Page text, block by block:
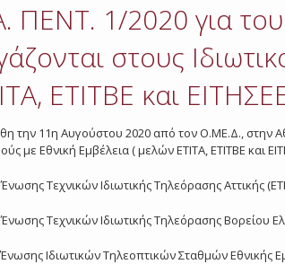
ΠΕΝΤ. 1/2020 για
στους
ΕΤΙΤΒΕ και
την 11η Αυγούστου 2020 από τον Ο.ΜΕ.Δ., στην
με Εθνική Εμβέλεια ( μελών ΕΤΙΤΑ, ΕΤΙΤΒΕ και
Τεχνικών Ιδιωτικής Τηλεόρασης Αττικής
Τεχνικών Ιδιωτικής Τηλεόρασης Βορείου
Ιδιωτικών Τηλεοπτικών Σταθμών Εθνικής